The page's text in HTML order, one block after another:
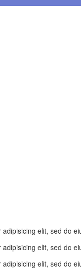
elit, sed do
elit, sed do
elit, sed do